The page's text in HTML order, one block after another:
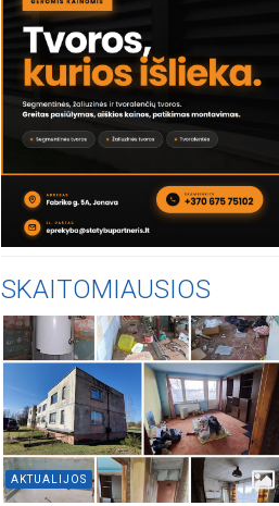
SKAITOMIAUSIOS
AKTUALIJOS